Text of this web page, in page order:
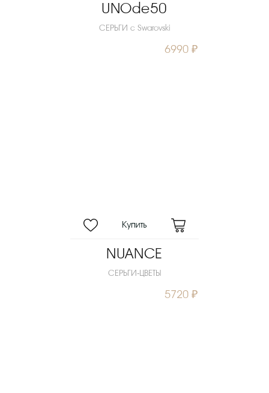
UNOde50
СЕРЬГИ с Swarovski
6990 ₽
NUANCE
СЕРЬГИ-ЦВЕТЫ
5720 ₽